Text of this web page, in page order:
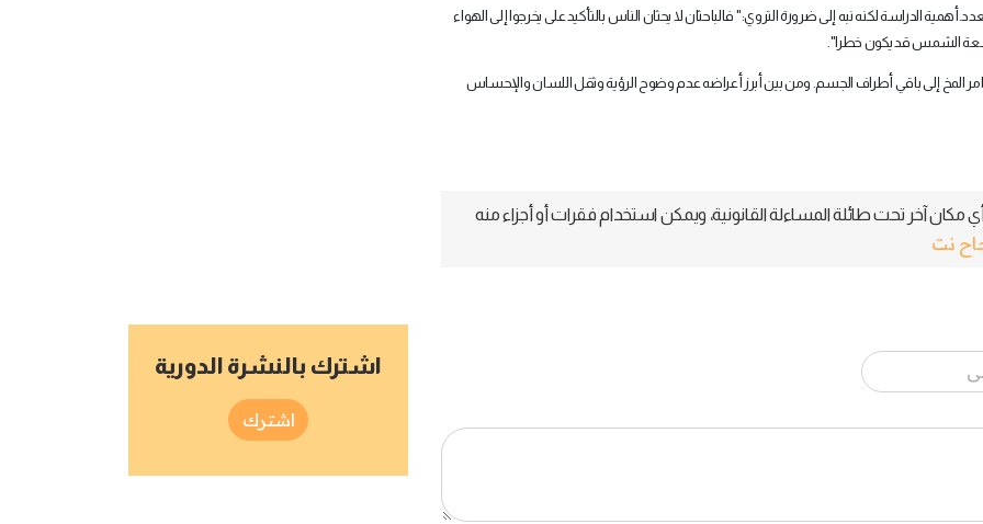
الدراسة لكنه نبه إلى ضرورة التروي:" فالباحثان لا يحثان الناس بالتأكيد على يخرجوا إلى الهواء
الشمس قد يكون خطرا."
المخ إلى باقي أطراف الجسم. ومن بين أبرز أعراضه عدم وضوح الرؤية وثقل اللسان والإحساس
آخر تحت طائلة المساءلة القانونية، ويمكن استخدام فقرات أو أجزاء منه
نت
اشترك بالنشرة الدورية
اشترك